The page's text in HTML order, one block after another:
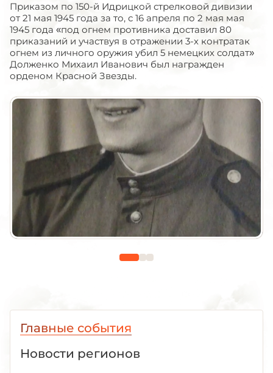
Приказом по 150-й Идрицкой стрелковой дивизии
от 21 мая 1945 года за то, с 16 апреля по 2 мая мая
1945 года «под огнем противника доставил 80
приказаний и участвуя в отражении 3-х контратак
огнем из личного оружия убил 5 немецких солдат»
Долженко Михаил Иванович был награжден
орденом Красной Звезды.
Главные события
Новости регионов